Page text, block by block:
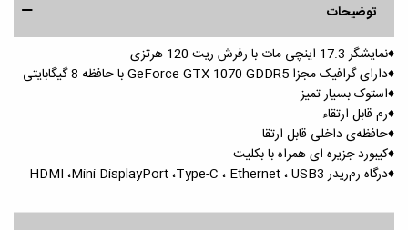
توضیحات
♦️نمایشگر 17.3 اینچی مات با رفرش ریت 120 هرتزی
♦️دارای گرافیک مجزا GeForce GTX 1070 GDDR5 با حافظه 8 گیگابایتی
♦️استوک بسیار تمیز
♦️رم قابل ارتقاء
♦️حافظه‌ی داخلی قابل ارتقا
♦️کیبورد جزیره ای همراه با بکلیت
♦️درگاه رم‌ریدر HDMI ،Mini DisplayPort ،Type-C ، Ethernet ، USB3